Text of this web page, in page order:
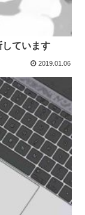
ています
2019.01.06